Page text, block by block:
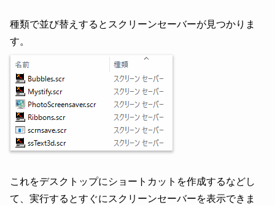
種類で並び替えするとスクリーンセーバーが見つかりま
す。
これをデスクトップにショートカットを作成するなどし
て、実行するとすぐにスクリーンセーバーを表示できま